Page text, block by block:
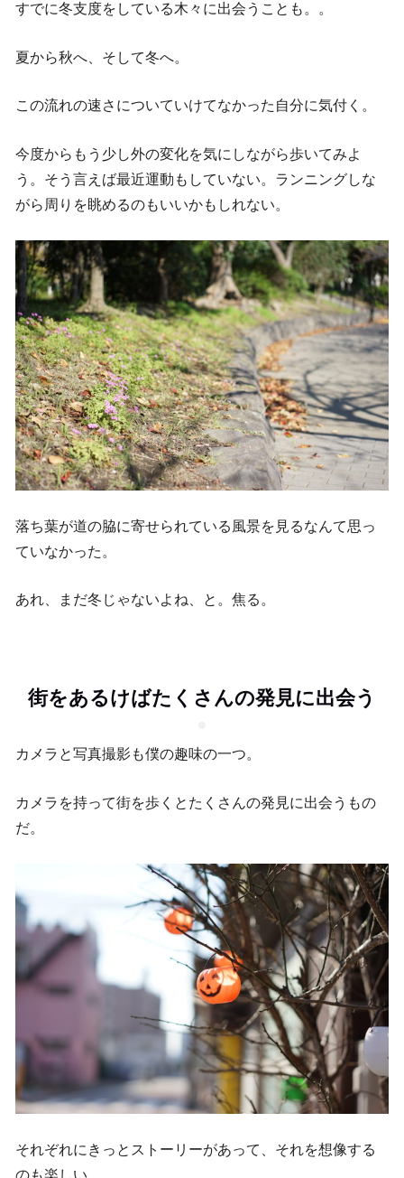
すでに冬支度をしている木々に出会うことも。。
夏から秋へ、そして冬へ。
この流れの速さについていけてなかった自分に気付く。
今度からもう少し外の変化を気にしながら歩いてみよ
う。そう言えば最近運動もしていない。ランニングしな
がら周りを眺めるのもいいかもしれない。
落ち葉が道の脇に寄せられている風景を見るなんて思っ
ていなかった。
あれ、まだ冬じゃないよね、と。焦る。
街をあるけばたくさんの発見に出会う
カメラと写真撮影も僕の趣味の一つ。
カメラを持って街を歩くとたくさんの発見に出会うもの
だ。
それぞれにきっとストーリーがあって、それを想像する
のも楽しい。